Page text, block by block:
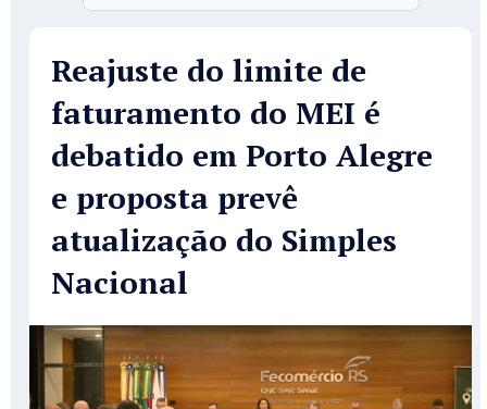
Reajuste do limite de
faturamento do MEI é
debatido em Porto Alegre
e proposta prevê
atualização do Simples
Nacional